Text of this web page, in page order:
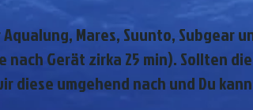
Mares, Suunto, Subgear
nach Gerät zirka 25 min). Sollten
umgehend nach und Du